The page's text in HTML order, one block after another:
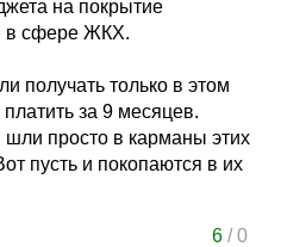
на покрытие
в сфере ЖКХ.
получать только в этом
платить за 9 месяцев.
просто в карманы этих
пусть и покопаются в их
6/0